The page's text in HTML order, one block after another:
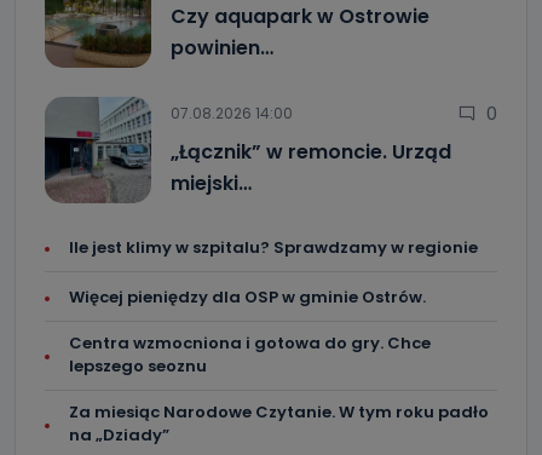
Czy aquapark w Ostrowie
powinien…
07.08.2026 14:00 0
„Łącznik” w remoncie. Urząd
miejski…
Ile jest klimy w szpitalu? Sprawdzamy w regionie
Więcej pieniędzy dla OSP w gminie Ostrów.
Centra wzmocniona i gotowa do gry. Chce
lepszego seoznu
Za miesiąc Narodowe Czytanie. W tym roku padło
na „Dziady”